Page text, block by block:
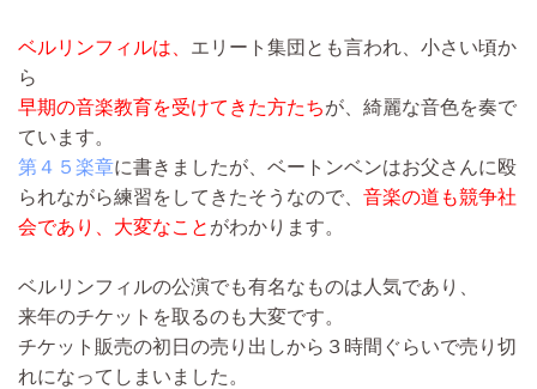
ベルリンフィルは、 エリート集団とも言われ、小さい頃か
ら
早期の音楽教育を受けてきた方たちが、綺麗な音色を奏で
ています。
第４５楽章に書きましたが、ベートンベンはお父さんに殴
られながら練習をしてきたそうなので、 音楽の道も競争社
会であり、大変なこと がわかります。
ベルリンフィルの公演でも有名なものは人気であり、
来年のチケットを取るのも大変です。
チケット販売の初日の売り出しから３時間ぐらいで売り切
れになってしまいました。